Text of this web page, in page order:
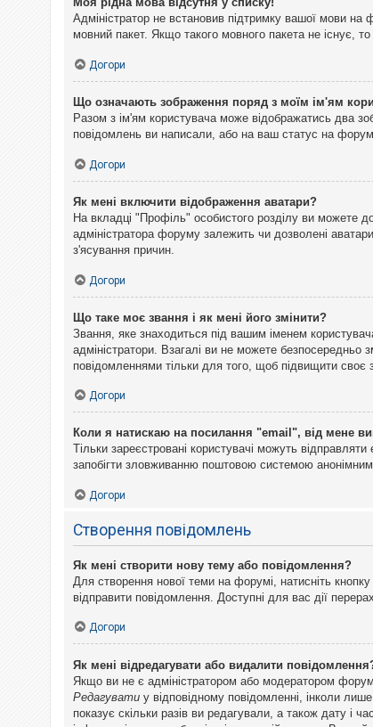
Адміністратор не встановив підтримку вашої мови
мовний пакет. Якщо такого мовного пакета не існує,
Догори
Що означають зображення поряд з моїм ім'ям
Разом з ім'ям користувача може відображатись два
повідомлень ви написали, або на ваш статус на
Догори
Як мені включити відображення аватари?
На вкладці "Профіль" особистого розділу ви можете
адміністратора форуму залежить чи дозволені
з'ясування причин.
Догори
Що таке моє звання і як мені його змінити?
Звання, яке знаходиться під вашим іменем
адміністратори. Взагалі ви не можете
повідомленнями тільки для того, щоб підвищити своє
Догори
Коли я натискаю на посилання "email", від мене
Тільки зареєстровані користувачі можуть
запобігти зловживанню поштовою системою
Догори
Створення повідомлень
Як мені створити нову тему або повідомлення?
Для створення нової теми на форумі, натисніть
відправити повідомлення. Доступні для вас дії
Догори
Як мені відредагувати або видалити
Якщо ви не є адміністратором або модератором
Редагувати у відповідному повідомленні, інколи
показує скільки разів ви редагували, а також дату і